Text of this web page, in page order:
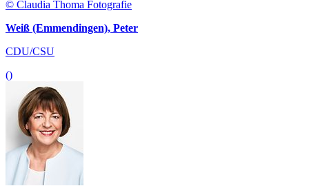
© Claudia Thoma Fotografie
Weiß (Emmendingen), Peter
CDU/CSU
()